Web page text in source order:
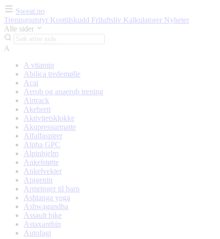
Sweat.no
Treningsutstyr Kosttilskudd Friluftsliv Kalkulatorer Nyheter
Alle sider
A
A vitamin
Abilica tredemølle
Acai
Aerob og anaerob trening
Airtrack
Akebrett
Aktivitetsklokke
Akupressurmatte
Alfalfaspirer
Alpha GPC
Alpinhjelm
Ankelstøtte
Ankelvekter
Apigenin
Armringer til barn
Ashtanga yoga
Ashwagandha
Assault bike
Astaxanthin
Autofagi